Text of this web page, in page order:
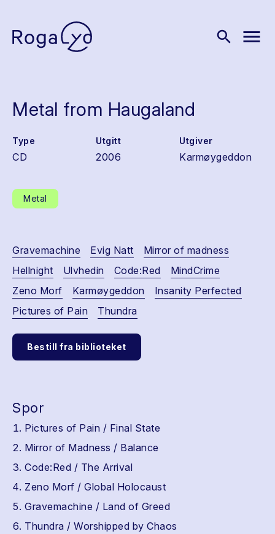
search menu
Metal from Haugaland
Type
CD
Utgitt
2006
Utgiver
Karmøygeddon
Metal
Gravemachine Evig Natt
Mirror of madness
Hellnight
Ulvhedin Code:Red
MindCrime
Zeno Morf
Karmøygeddon
Insanity Perfected
Pictures of Pain
Thundra
Bestill fra biblioteket
Spor
Pictures of Pain / Final State
Mirror of Madness / Balance
Code:Red / The Arrival
Zeno Morf / Global Holocaust
Gravemachine / Land of Greed
Thundra / Worshipped by Chaos